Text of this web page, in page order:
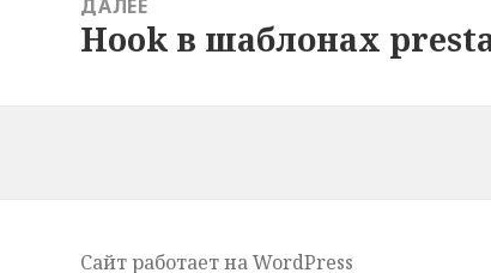
ДАЛЕЕ
Следующая
Hook в шаблонах
Сайт работает на WordPress